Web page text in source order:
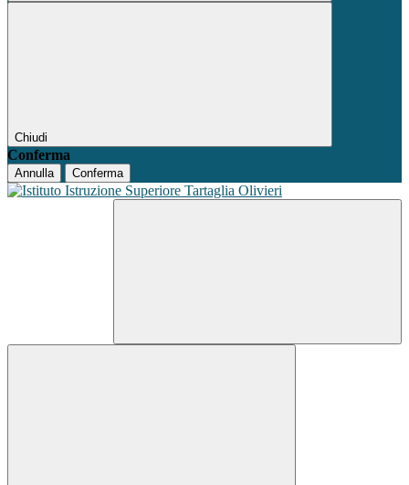
Chiudi
Conferma
Annulla Conferma